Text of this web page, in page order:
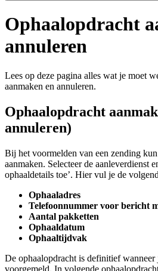
Ophaalopdracht
annuleren
Lees op deze pagina alles wat je moet
aanmaken en annuleren.
Ophaalopdracht
annuleren)
Bij het voormelden van een zending
aanmaken. Selecteer de aanleverdienst
ophaaldetails toe’. Hier vul je de
Ophaaladres
Telefoonnummer voor bericht
Aantal pakketten
Ophaaldatum
Ophaaltijdvak
De ophaalopdracht is definitief
voorgemeld. In volgende